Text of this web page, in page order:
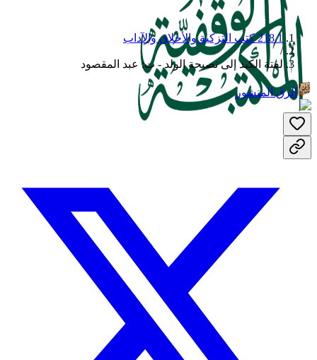
218.1 كتب التزكية والأخلاق والآداب
/
لفتة الكبد إلى نصيحة الولد - ت: عبد المقصود
الرق المنشور